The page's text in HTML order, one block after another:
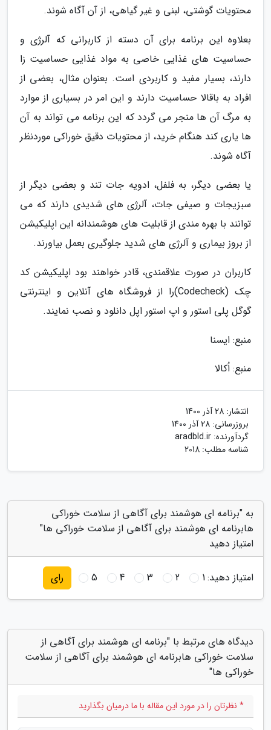
محتویات گوشتی، لبنی و غیر گیاهی، از آن آگاه شوند.
بعلاوه این برنامه برای آن دسته از کاربرانی که آلرژی و
حساسیت های غذایی خاصی به مواد غذایی حساسیت زا
دارند، بسیار مفید و کاربردی است. بعنوان مثال، بعضی از
افراد به باقالا حساسیت دارند و این امر در بسیاری از موارد
به مرگ آن ها منجر می گردد که این برنامه می تواند به آن
ها یاری کند هنگام خرید، از محتویات دقیق خوراکی موردنظر
آگاه شوند.
یا بعضی دیگر، به فلفل، ادویه جات تند و بعضی دیگر از
سبزیجات و صیفی جات، آلرژی های شدیدی دارند که می
توانند با بهره مندی از قابلیت های هوشمندانه این اپلیکیشن
از بروز بیماری و آلرژی های شدید جلوگیری بعمل بیاورند.
کاربران در صورت علاقمندی، قادر خواهند بود اپلیکیشن کد
چک (Codecheck)را از فروشگاه های آنلاین و اینترنتی
گوگل پلی استور و اپ استور اپل دانلود و نصب نمایند.
منبع: ایسنا
منبع: اُکالا
انتشار: 28 آذر 1400
بروزرسانی: 28 آذر 1400
گردآورنده: aradbld.ir
شناسه مطلب: 2018
به "برنامه ای هوشمند برای آگاهی از سلامت خوراکی
هابرنامه ای هوشمند برای آگاهی از سلامت خوراکی ها"
امتیاز دهید
امتیاز دهید:1
2
3
4
5 رای
دیدگاه های مرتبط با "برنامه ای هوشمند برای آگاهی از
سلامت خوراکی هابرنامه ای هوشمند برای آگاهی از سلامت
خوراکی ها"
* نظرتان را در مورد این مقاله با ما درمیان بگذارید